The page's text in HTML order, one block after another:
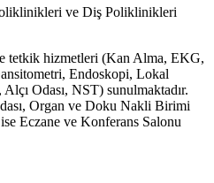
ve Diş Poliklinikleri
tetkik hizmetleri (Kan Alma, EKG,
Endoskopi, Lokal
Odası, NST) sunulmaktadır.
Organ ve Doku Nakli Birimi
Eczane ve Konferans Salonu